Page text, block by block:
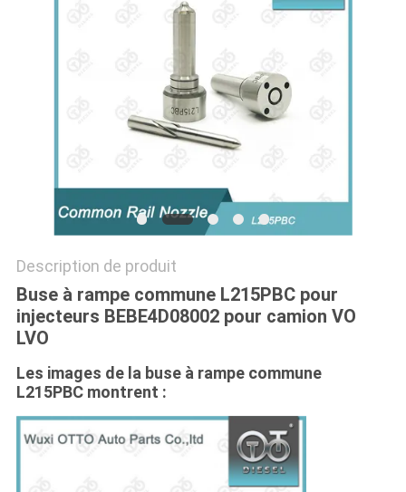
POLICY
Description de produit
Buse à rampe commune L215PBC pour
injecteurs BEBE4D08002 pour camion VO
LVO
Les images de la buse à rampe commune
L215PBC montrent :